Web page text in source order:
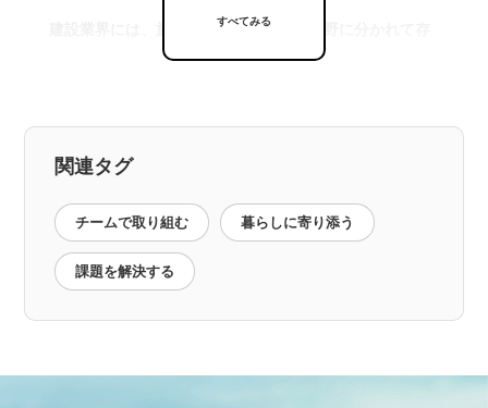
建設業界には、施工管理技士が複数の分野に分かれて存
程・品質・安全を統括する重要な役割を担います。設計
図面の確認や工事工程の調整、さらには作業員への指示
や安全対策まで、現場全体を管理するポジションです。
専門知識だけでなく、現場を俯瞰して判断する力や、多
められます。責任は大きい一方で、建物づくりを最前線
すべてみる
関連タグ
チームで取り組む 暮らしに寄り添う
課題を解決する